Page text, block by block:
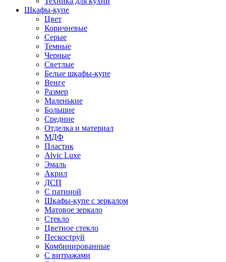
Шкафы-купе
Цвет
Коричневые
Серые
Темные
Черные
Светлые
Белые шкафы-купе
Венге
Размер
Маленькие
Большие
Средние
Отделка и материал
МДФ
Пластик
Alvic Luxe
Эмаль
Акрил
ДСП
С патиной
Шкафы-купе с зеркалом
Матовое зеркало
Стекло
Цветное стекло
Пескоструй
Комбинированные
С витражами